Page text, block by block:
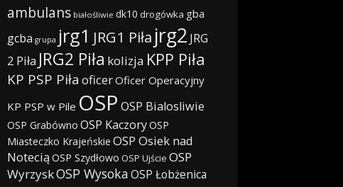
ambulans białośliwie dk10 drogówka gba
gcba grupa jrg1 JRG1 Piła jrg2 JRG
2 Piła JRG2 Piła kolizja KPP Piła
KP PSP Piła oficerOficer Operacyjny
KP PSP w Pile OSP OSP Bialosliwie
OSP Grabówno OSP KaczoryOSP
Miasteczko Krajeńskie OSP Osiek nad
Notecią OSP Szydłowo OSP Ujście OSP
WyrzyskOSP WysokaOSP Łobżenica